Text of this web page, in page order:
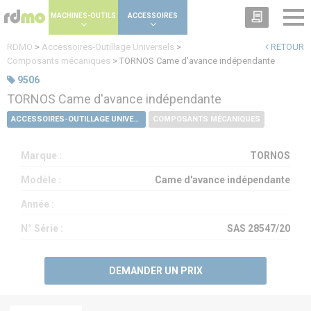
MACHINES-OUTILS ACCESSOIRES
RETOUR
RDMO > Accessoires-Outillage Universels >
Composants mécaniques > TORNOS Came d'avance indépendante
9506
TORNOS Came d'avance indépendante
ACCESSOIRES-OUTILLAGE UNIVERSELS COMPOSANTS MÉCANIQUES
Marque : TORNOS
Modèle : Came d'avance indépendante
Année :
N° Série : SAS 28547/20
DEMANDER UN PRIX